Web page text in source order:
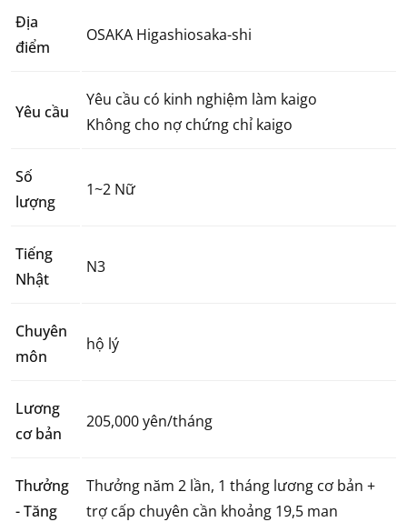
Địa
điểm
OSAKA Higashiosaka-shi
Yêu cầu
Yêu cầu có kinh nghiệm làm kaigo
Không cho nợ chứng chỉ kaigo
Số
lượng
1~2 Nữ
Tiếng
Nhật
N3
Chuyên
môn
hộ lý
Lương
cơ bản
205,000 yên/tháng
Thưởng
- Tăng
Thưởng năm 2 lần, 1 tháng lương cơ bản +
trợ cấp chuyên cần khoảng 19,5 man